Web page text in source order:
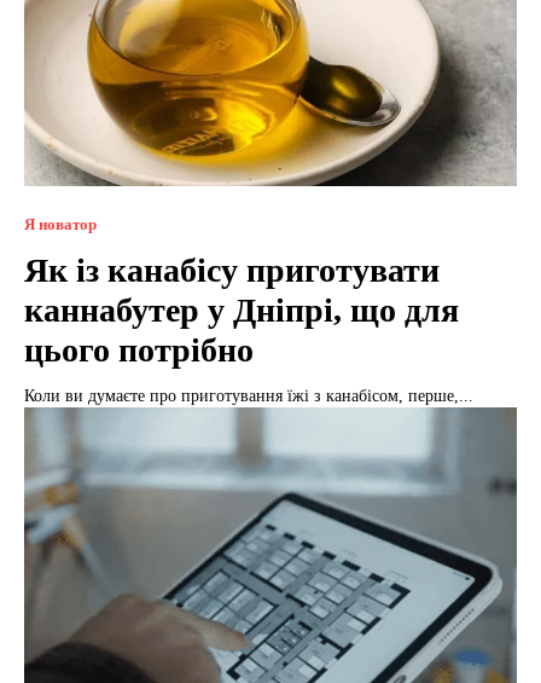
Я новатор
Як із канабісу приготувати
каннабутер у Дніпрі, що для
цього потрібно
Коли ви думаєте про приготування їжі з канабісом, перше,...